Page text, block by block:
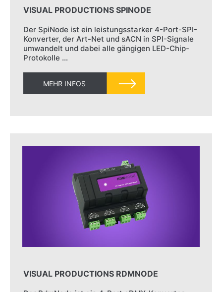
VISUAL PRODUCTIONS SPINODE
Der SpiNode ist ein leistungsstarker 4-Port-SPI-
Konverter, der Art-Net und sACN in SPI-Signale
umwandelt und dabei alle gängigen LED-Chip-
Protokolle …
MEHR INFOS
VISUAL PRODUCTIONS RDMNODE